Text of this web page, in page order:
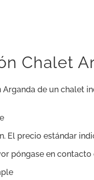
Chalet
Arganda de un chalet
El precio estándar
póngase en